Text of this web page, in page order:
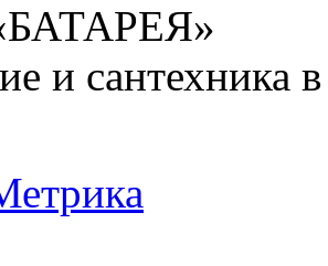
и сантехника